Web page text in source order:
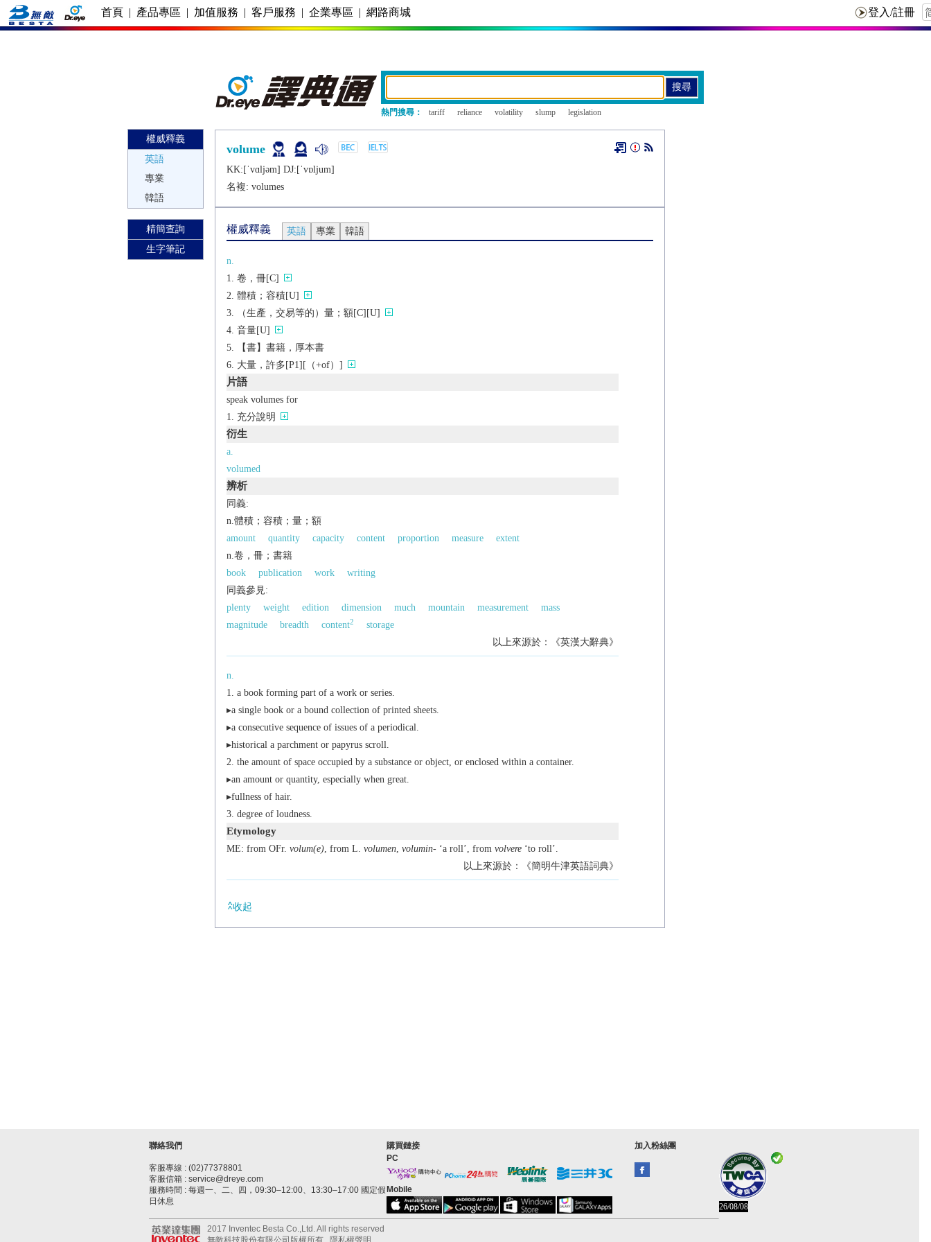
首頁 | 產品專區 | 加值服務 | 客戶服務 | 企業專區 | 網路商城
熱門搜尋： tariff reliance volatility slump legislation
權威釋義
英語
專業
韓語
精簡查詢
生字筆記
volume
KK:[ˈvɑljǝm] DJ:[ˈvɒljum]
名複: volumes
權威釋義 英語 專業 韓語
n.
卷，冊[C]
體積；容積[U]
（生產，交易等的）量；額[C][U]
音量[U]
【書】書籍，厚本書
大量，許多[P1][（+of）]
片語
speak volumes for
充分說明
衍生
a.
volumed
辨析
同義:
n.體積；容積；量；額
amount
quantity capacity content proportion measure
extent
n.卷，冊；書籍
book
publication work
writing
同義參見:
plenty
weight edition dimension much mountain measurement
mass
magnitude
breadth content2
storage
以上來源於：《英漢大辭典》
n.
a book forming part of a work or series.
▸a single book or a bound collection of printed sheets.
▸a consecutive sequence of issues of a periodical.
▸historical a parchment or papyrus scroll.
the amount of space occupied by a substance or object, or enclosed within a container.
▸an amount or quantity, especially when great.
▸fullness of hair.
degree of loudness.
Etymology
ME: from OFr. volum(e), from L. volumen, volumin-‘a roll’, from volvere‘to roll’.
以上來源於：《簡明牛津英語詞典》
收起
聯絡我們
客服專線 : (02)77378801
客服信箱 : service@dreye.com
服務時間 : 每週一、二、四，09:30–12:00、13:30–17:00 國定假
日休息
購買鏈接
PC
Mobile
加入粉絲團
26/08/08
2017 Inventec Besta Co.,Ltd. All rights reserved
無敵科技股份有限公司版權所有
隱私權聲明